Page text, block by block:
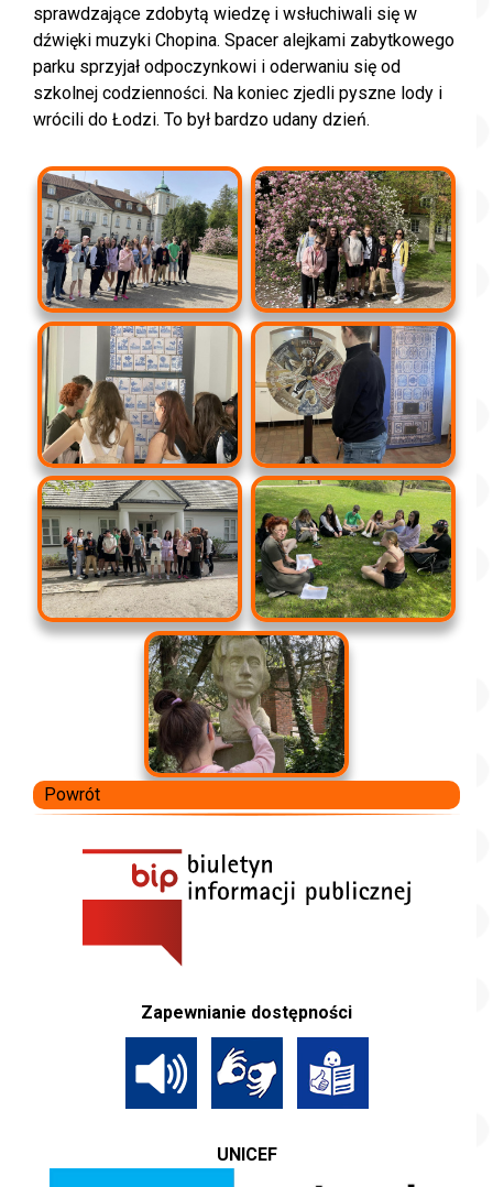
sprawdzające zdobytą wiedzę i wsłuchiwali się w
dźwięki muzyki Chopina. Spacer alejkami zabytkowego
parku sprzyjał odpoczynkowi i oderwaniu się od
szkolnej codzienności. Na koniec zjedli pyszne lody i
wrócili do Łodzi. To był bardzo udany dzień.
Powrót
Zapewnianie dostępności
UNICEF